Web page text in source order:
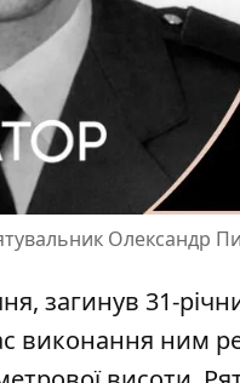
Олександр
загинув 31-
виконання ним